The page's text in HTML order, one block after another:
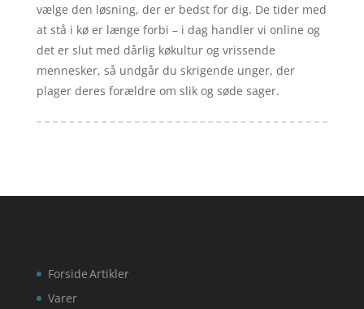
vælge den løsning, der er bedst for dig. De tider med
at stå i kø er længe forbi – i dag handler vi online og
det er slut med dårlig køkultur og vrissende
mennesker, så undgår du skrigende unger, der
plager deres forældre om slik og søde sager.
Forside
Varer
Artikler